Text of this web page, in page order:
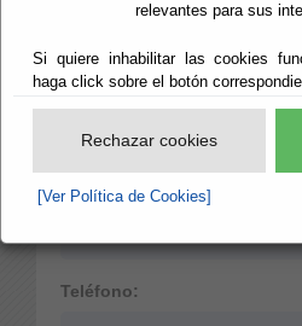
relevantes para sus
Si quiere inhabilitar las cookies
haga click sobre el botón
Rechazar cookies
[Ver Política de Cookies]
Provincia:
Código Postal:
C.I.F. o D.N.I. o Pasaporte:
Teléfono: